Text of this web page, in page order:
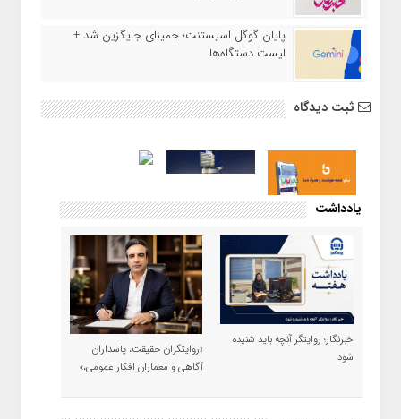
پایان گوگل اسیستنت؛ جمینای جایگزین شد +
لیست دستگاه‌ها
ثبت دیدگاه
یادداشت
خبرنگار؛ روایتگر آنچه باید شنیده
شود
«روایتگران حقیقت، پاسداران
آگاهی و معماران افکار عمومی،»